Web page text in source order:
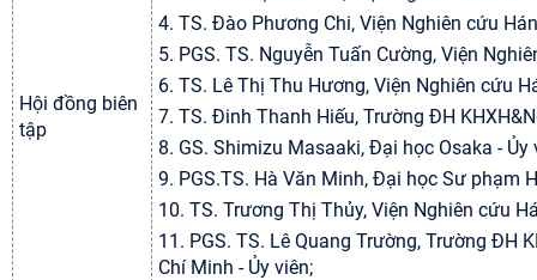
Hội đồng biên
tập
4. TS. Đào Phương Chi, Viện Nghiên cứu
5. PGS. TS. Nguyễn Tuấn Cường, Viện
6. TS. Lê Thị Thu Hương, Viện Nghiên cứu
7. TS. Đinh Thanh Hiếu, Trường ĐH
8. GS. Shimizu Masaaki, Đại học Osaka - Ủy
9. PGS.TS. Hà Văn Minh, Đại học Sư phạm
10. TS. Trương Thị Thủy, Viện Nghiên cứu
11. PGS. TS. Lê Quang Trường, Trường ĐH
Chí Minh - Ủy viên;